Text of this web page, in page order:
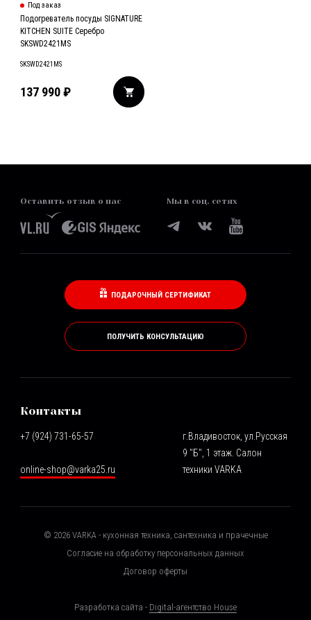
Под заказ
Подогреватель посуды SIGNATURE
KITCHEN SUITE Серебро
SKSWD2421MS
SKSWD2421MS
137 990₽
Оставить отзыв о нас Мы в соц. сетях
ПОДАРОЧНЫЙ СЕРТИФИКАТ
ПОЛУЧИТЬ КОНСУЛЬТАЦИЮ
Контакты
+7 (924) 731-65-57
online-shop@varka25.ru
г.Владивосток, ул.Русская
9 "Б", 1 этаж. Салон
техники VARKA
© 2026VARKA - кухонная техника, сантехника и прачечные
Согласие на обработку персональных данных
Договор оферты
Разработка сайта - Digital-агентство House